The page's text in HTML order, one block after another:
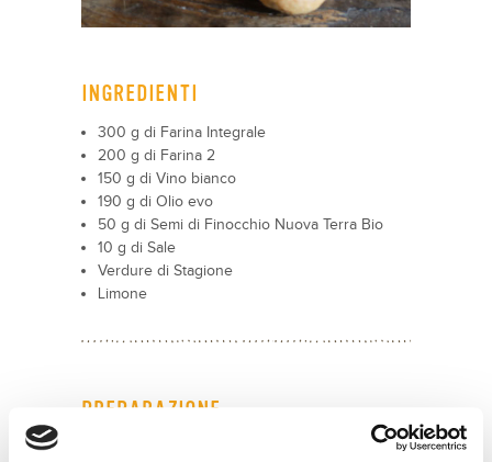
INGREDIENTI
300 g di Farina Integrale
200 g di Farina 2
150 g di Vino bianco
190 g di Olio evo
50 g di Semi di Finocchio Nuova Terra Bio
10 g di Sale
Verdure di Stagione
Limone
PREPARAZIONE
"I Taralli Integrali creano dipendenza. Una volta